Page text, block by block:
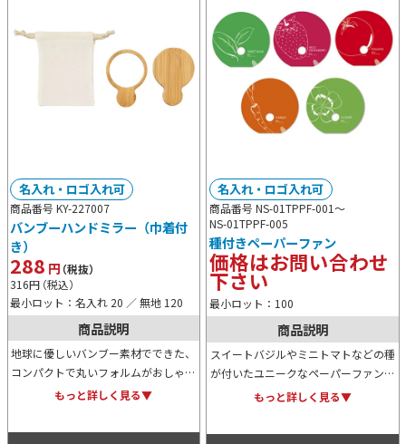
商品番号 KY-227007
バンブーハンドミラー（巾着付
き）
288 円（税抜）
316円（税込）
最小ロット：名入れ 20 ／ 無地 120
名入れ・ロゴ入れ可
商品説明
地球に優しいバンブー素材でできた、
コンパクトで丸いフォルムがおしゃれ
なハンドミラーです。ミラーをぴった
キズ付きを防いでくれます。
もっと詳しく見る▼
商品番号 NS-01TPPF-001～
NS-01TPPF-005
種付きペーパーファン
価格はお問い合わせ
下さい
最小ロット：100
名入れ・ロゴ入れ可
商品説明
スイートバジルやミニトマトなどの種
が付いたユニークなペーパーファン。
オリジナルの名入れ印刷が可能で、使
もっと詳しく見る▼